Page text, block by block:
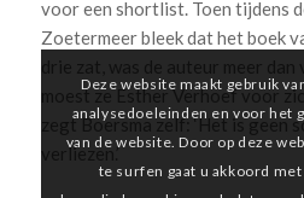
voor een shortlist. Toen tijdens
Zoetermeer bleek dat het boek
moest ze Esther Verhoef voor
zegt Boersma zelf: ‘Het is geen
verliezen.’
Deze website maakt gebruik
analysedoeleinden en voor het
van de website. Door op deze
te surfen gaat u akkoord